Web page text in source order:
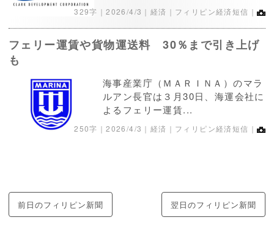
329字｜2026/4/3 ｜経済｜フィリピン経済短信｜
フェリー運賃や貨物運送料 30％まで引き上げ
も
海事産業庁（ＭＡＲＩＮＡ）のマラ
ルアン長官は３月30日、海運会社に
よるフェリー運賃...
250字｜2026/4/3 ｜経済｜フィリピン経済短信｜
前日のフィリピン新聞 翌日のフィリピン新聞